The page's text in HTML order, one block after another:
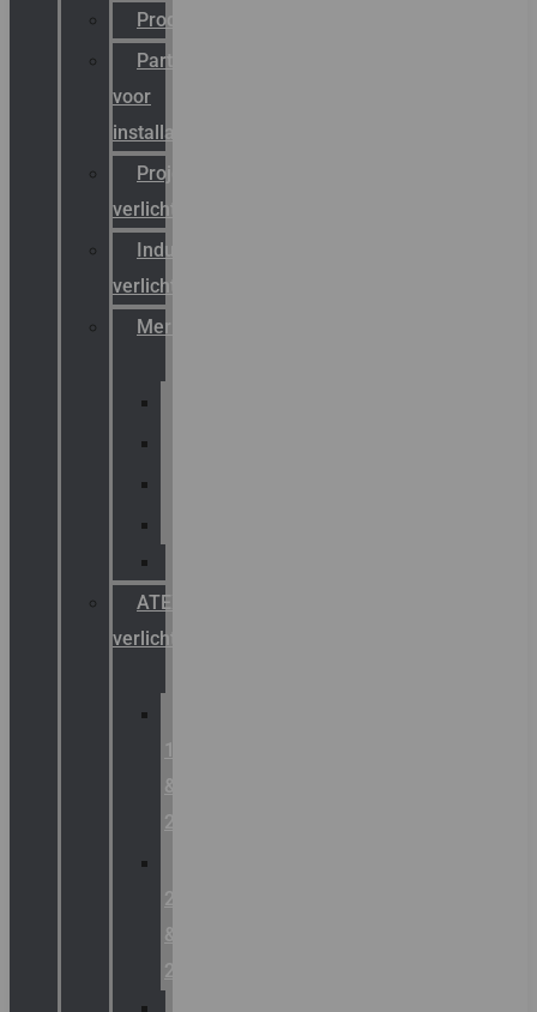
Productcatalogus
Partner
voor
installateurs
Projectreferenties
verlichting
Industriële
verlichting
Merken
ATEX
verlichting
1
&
2
21
&
22